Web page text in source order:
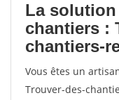
La
chantiers :
chantiers-
Vous êtes un
Trouver-des-